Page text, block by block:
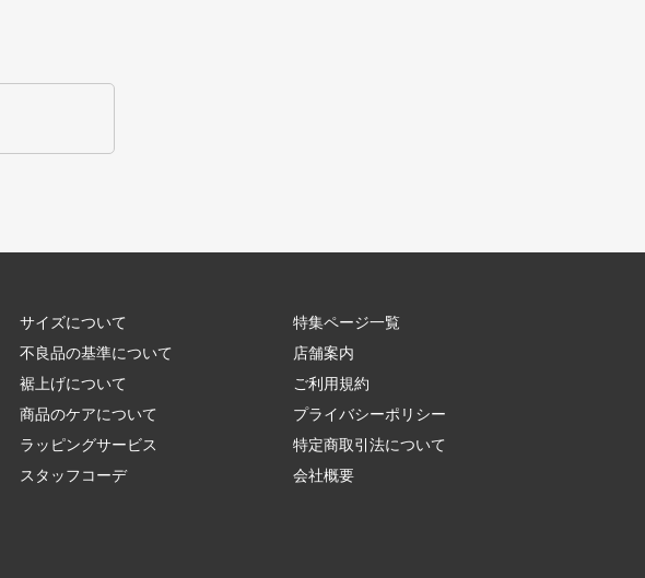
サイズについて
不良品の基準について
裾上げについて
商品のケアについて
ラッピングサービス
スタッフコーデ
特集ページ一覧
店舗案内
ご利用規約
プライバシーポリシー
特定商取引法について
会社概要